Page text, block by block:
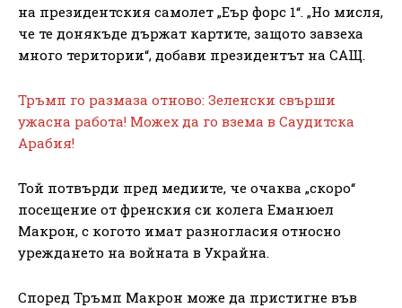
на президентския самолет „Еър форс 1“. „Но мисля,
че те донякъде държат картите, защото завзеха
много територии“, добави президентът на САЩ.
Тръмп го размаза отново: Зеленски свърши
ужасна работа! Можех да го взема в Саудитска
Арабия!
Той потвърди пред медиите, че очаква „скоро“
посещение от френския си колега Еманюел
Макрон, с когото имат разногласия относно
уреждането на войната в Украйна.
Според Тръмп Макрон може да пристигне във